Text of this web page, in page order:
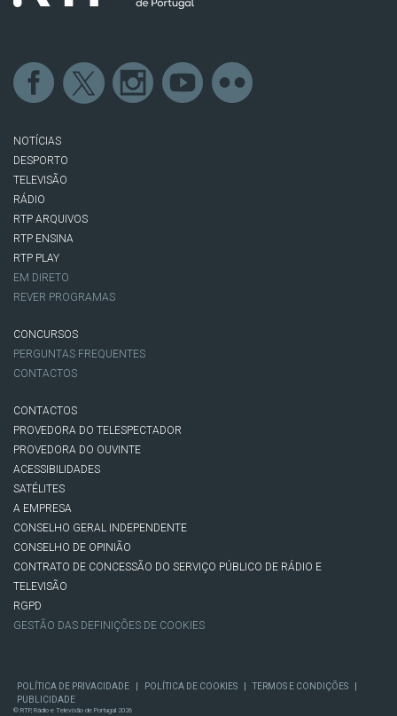
NOTÍCIAS
DESPORTO
TELEVISÃO
RÁDIO
RTP ARQUIVOS
RTP ENSINA
RTP PLAY
EM DIRETO
REVER PROGRAMAS
CONCURSOS
PERGUNTAS FREQUENTES
CONTACTOS
CONTACTOS
PROVEDORA DO TELESPECTADOR
PROVEDORA DO OUVINTE
ACESSIBILIDADES
SATÉLITES
A EMPRESA
CONSELHO GERAL INDEPENDENTE
CONSELHO DE OPINIÃO
CONTRATO DE CONCESSÃO DO SERVIÇO PÚBLICO DE RÁDIO E
TELEVISÃO
RGPD
GESTÃO DAS DEFINIÇÕES DE COOKIES
POLÍTICA DE PRIVACIDADE | POLÍTICA DE COOKIES | TERMOS E CONDIÇÕES |
PUBLICIDADE
© RTP, Rádio e Televisão de Portugal 2026